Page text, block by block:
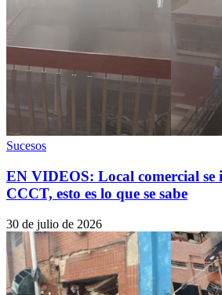
Sucesos
EN VIDEOS: Local comercial se
CCCT, esto es lo que se sabe
30 de julio de 2026